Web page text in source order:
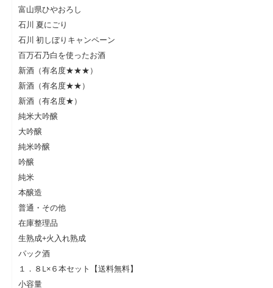
富山県ひやおろし
石川 夏にごり
石川 初しぼりキャンペーン
百万石乃白を使ったお酒
新酒（有名度★★★）
新酒（有名度★★）
新酒（有名度★）
純米大吟醸
大吟醸
純米吟醸
吟醸
純米
本醸造
普通・その他
在庫整理品
生熟成+火入れ熟成
パック酒
１．８L×６本セット【送料無料】
小容量